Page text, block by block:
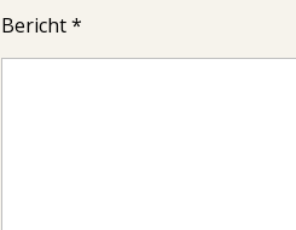
Bericht *